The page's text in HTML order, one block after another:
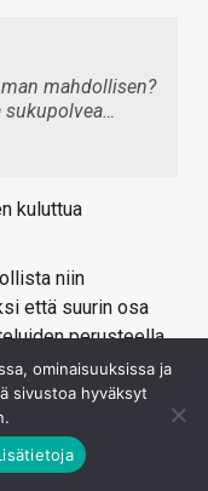
mahdollisen?
kuluttua
niin
että suurin osa
perusteella
on jotakin tulossa
edellisen
ominaisuuksissa ja
sivustoa hyväksyt